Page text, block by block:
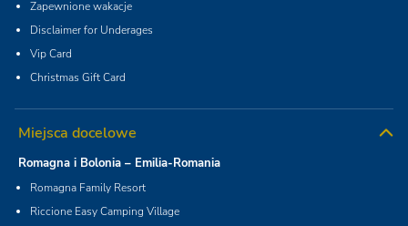
Zapewnione wakacje
Disclaimer for Underages
Vip Card
Christmas Gift Card
Miejsca docelowe
Romagna i Bolonia – Emilia-Romania
Romagna Family Resort
Riccione Easy Camping Village